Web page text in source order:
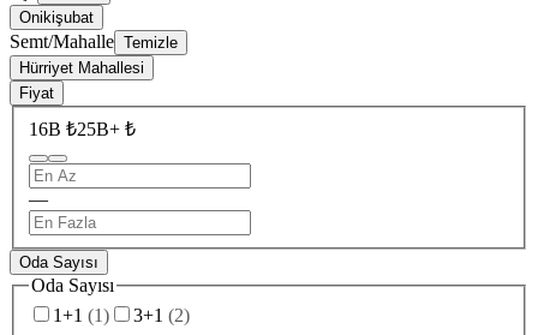
Onikişubat
Semt/Mahalle Temizle
Hürriyet Mahallesi
Fiyat
16B ₺25B+ ₺
—
Oda Sayısı
Oda Sayısı
1+1 (1) 3+1 (2)